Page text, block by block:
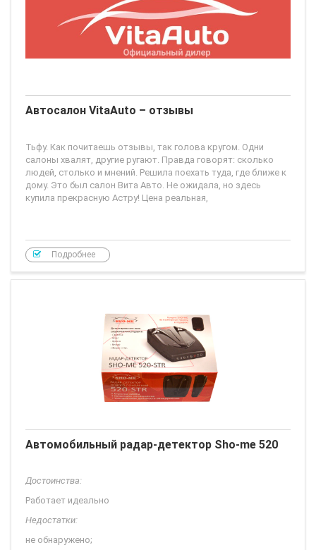
Автосалон VitaAuto – отзывы
Тьфу. Как почитаешь отзывы, так голова кругом. Одни
салоны хвалят, другие ругают. Правда говорят: сколько
людей, столько и мнений. Решила поехать туда, где ближе к
дому. Это был салон Вита Авто. Не ожидала, но здесь
купила прекрасную Астру! Цена реальная,
Подробнее
Автомобильный радар-детектор Sho-me 520
Достоинства:
Работает идеально
Недостатки:
не обнаружено;